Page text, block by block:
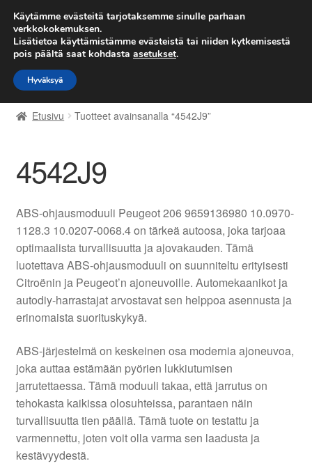
TOIMITUS alkaen 7 EUR
Siirry
navigointiin
Siirry
sisältöön
Etusivu
Kärry
Käyttöehdot
Maailmanlaajuinen toimitus
Maksut
Meistä
Ota yhteyttä
Reklamaatiomenettely
Tarkista
Tietosuojakäytäntö
Etusivu Tuotteet avainsanalla “4542J9”
4542J9
ABS-ohjausmoduuli Peugeot 206 9659136980 10.0970-
1128.3 10.0207-0068.4 on tärkeä autoosa, joka tarjoaa
optimaalista turvallisuutta ja ajovakauden. Tämä
luotettava ABS-ohjausmoduuli on suunniteltu erityisesti
Citroënin ja Peugeot’n ajoneuvoille. Automekaanikot ja
autodiy-harrastajat arvostavat sen helppoa asennusta ja
erinomaista suorituskykyä.
ABS-järjestelmä on keskeinen osa modernia ajoneuvoa,
joka auttaa estämään pyörien lukkiutumisen
jarrutettaessa. Tämä moduuli takaa, että jarrutus on
tehokasta kaikissa olosuhteissa, parantaen näin
turvallisuutta tien päällä. Tämä tuote on testattu ja
varmennettu, joten voit olla varma sen laadusta ja
kestävyydestä.
Käytämme evästeitä tarjotaksemme sinulle parhaan
verkkokokemuksen.
Lisätietoa käyttämistämme evästeistä tai niiden kytkemisestä
pois päältä saat kohdasta asetukset.
Hyväksyä